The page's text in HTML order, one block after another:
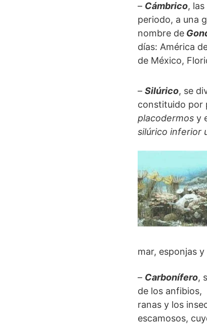
– Cámbrico,
periodo, a una
nombre de
días: América
de México,
– Silúrico, se
constituido por
placodermos y
silúrico inferior
mar, esponjas
– Carbonífero,
de los anfibios,
ranas y los
escamosos,